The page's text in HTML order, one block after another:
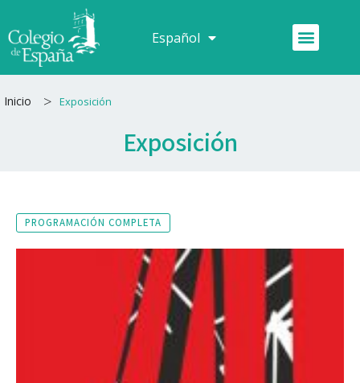
al
contenido
Español
Français Menú
Inicio > Exposición
Exposición
PROGRAMACIÓN COMPLETA